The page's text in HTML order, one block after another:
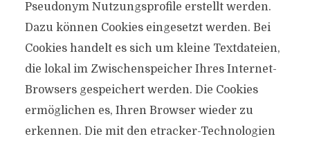
Pseudonym Nutzungsprofile erstellt werden.
Dazu können Cookies eingesetzt werden. Bei
Cookies handelt es sich um kleine Textdateien,
die lokal im Zwischenspeicher Ihres Internet-
Browsers gespeichert werden. Die Cookies
ermöglichen es, Ihren Browser wieder zu
erkennen. Die mit den etracker-Technologien